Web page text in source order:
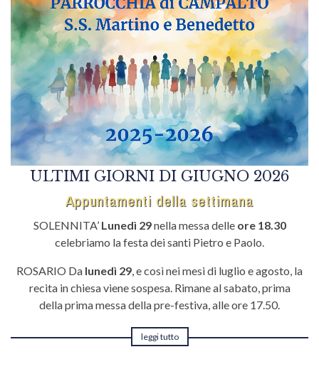
ULTIMI GIORNI DI GIUGNO 2026
Appuntamenti della settimana
SOLENNITA’ Lunedì 29nella messa delle ore 18.30
celebriamo la festa dei santi Pietro e Paolo.
ROSARIO Da lunedì 29, e così nei mesi di luglio e agosto, la
recita in chiesa viene sospesa. Rimane al sabato, prima
della prima messa della pre-festiva, alle ore 17.50.
leggi tutto